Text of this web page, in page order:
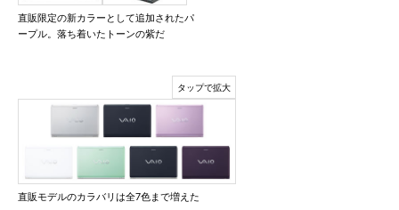
直販限定の新カラーとして追加されたパ
ープル。落ち着いたトーンの紫だ
直販モデルのカラバリは全7色まで増えた